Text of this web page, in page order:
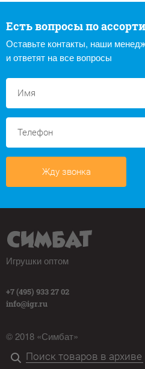
Есть вопросы по
Оставьте контакты, наши
и ответят на все вопросы
Жду звонка
Игрушки оптом
+7 (495) 933 27 02
info@igr.ru
© 2018 «Симбат»